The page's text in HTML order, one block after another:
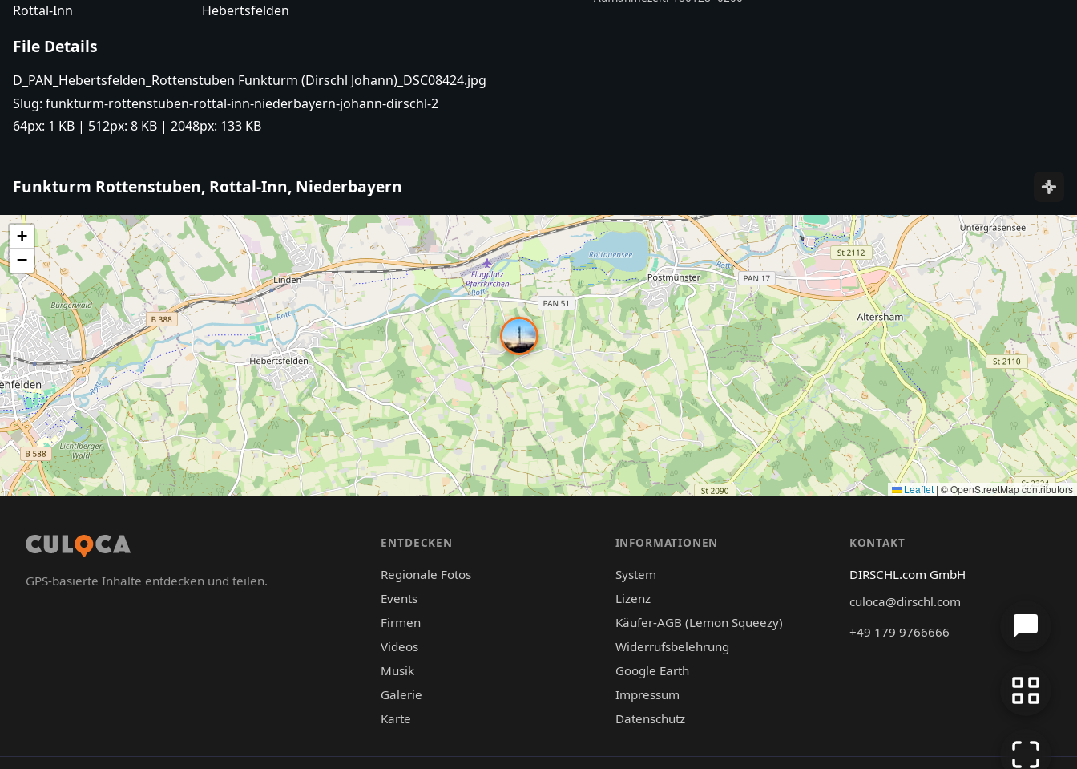
Rottal-Inn Hebertsfelden
File Details
D_PAN_Hebertsfelden_Rottenstuben Funkturm (Dirschl Johann)_DSC08424.jpg
Slug: funkturm-rottenstuben-rottal-inn-niederbayern-johann-dirschl-2
64px: 1 KB | 512px: 8 KB | 2048px: 133 KB
Funkturm Rottenstuben, Rottal-Inn, Niederbayern
+
−
Leaflet | © OpenStreetMap contributors
GPS-basierte Inhalte entdecken und teilen.
ENTDECKEN
Regionale Fotos
Events
Firmen
Videos
Musik
Galerie
Karte
INFORMATIONEN
System
Lizenz
Käufer-AGB (Lemon Squeezy)
Widerrufsbelehrung
Google Earth
Impressum
Datenschutz
KONTAKT
DIRSCHL.com GmbH
culoca@dirschl.com
+49 179 9766666